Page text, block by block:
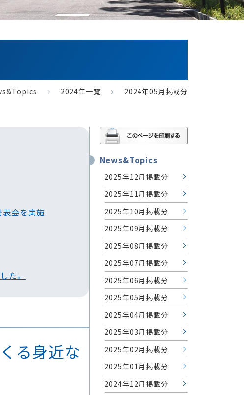
2024年一覧 2024年05月掲載分
会を実施
た。
る身近な
News&Topics
2025年12月掲載分
2025年11月掲載分
2025年10月掲載分
2025年09月掲載分
2025年08月掲載分
2025年07月掲載分
2025年06月掲載分
2025年05月掲載分
2025年04月掲載分
2025年03月掲載分
2025年02月掲載分
2025年01月掲載分
2024年12月掲載分